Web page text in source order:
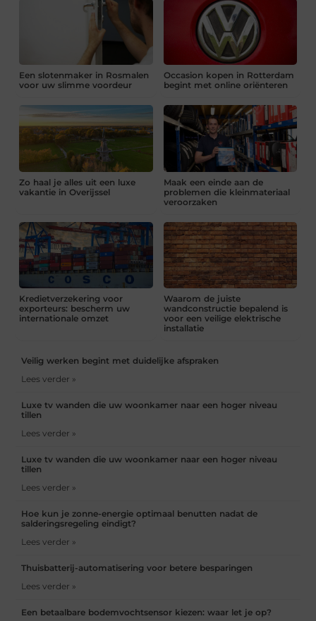
Een slotenmaker in Rosmalen
voor uw slimme voordeur
Occasion kopen in Rotterdam
begint met online oriënteren
Zo haal je alles uit een luxe
vakantie in Overijssel
Maak een einde aan de
problemen die kleinmateriaal
veroorzaken
Kredietverzekering voor
exporteurs: bescherm uw
internationale omzet
Waarom de juiste
wandconstructie bepalend is
voor een veilige elektrische
installatie
Veilig werken begint met duidelijke afspraken
Lees verder »
Luxe tv wanden die uw woonkamer naar een hoger niveau
tillen
Lees verder »
Luxe tv wanden die uw woonkamer naar een hoger niveau
tillen
Lees verder »
Hoe kun je zonne-energie optimaal benutten nadat de
salderingsregeling eindigt?
Lees verder »
Thuisbatterij-automatisering voor betere besparingen
Lees verder »
Een betaalbare bodemvochtsensor kiezen: waar let je op?